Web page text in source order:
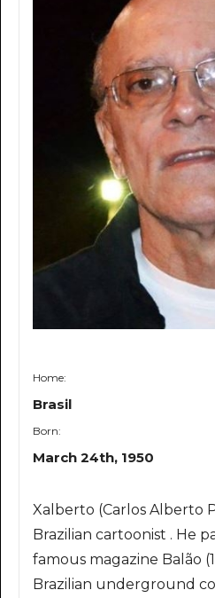
Home:
Brasil
Born:
March 24th, 1950
Xalberto (Carlos Alberto
Brazilian cartoonist . He
famous magazine Balão
Brazilian underground